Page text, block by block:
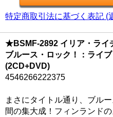
特定商取引法に基づく表記 (
★BSMF-2892 イリア・ライ
ブルース・ロック！：ライ
(2CD+DVD)
4546266222375
まさにタイトル通り、ブル
間の集大成！フィンランド